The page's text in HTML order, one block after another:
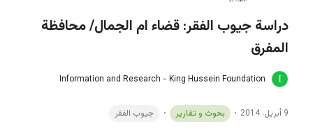
دراسة جيوب الفقر: قضاء ام الجمال/ محافظة
المفرق
Information and Research - King Hussein Foundation
9 أبريل، 2014 بحوث و تقارير جيوب الفقر